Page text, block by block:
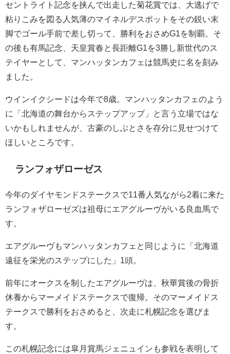
セントライト記念を挟んで出走した菊花賞では、大逃げで
粘りこみを図る人気薄のマイネルデスポットをその鋭い末
脚でゴール手前で差し切って、勝利をおさめG1を制覇。そ
の後も有馬記念、天皇賞春と長距離G1を3勝し新世代のス
テイヤーとして、マンハッタンカフェは競馬史に名を刻み
ました。
ウインイクシードは今年で8歳。マンハッタンカフェのよう
に「北海道の舞台からステップアップ」と言う立場ではな
いかもしれませんが、古豪のしぶとさを存分に見せつけて
ほしいところです。
ランフォザローゼス
今年のダイヤモンドステークスで11番人気ながら2着に来た
ランフォザローゼズは祖母にエアグルーヴがいる良血馬で
す。
エアグルーヴもマンハッタンカフェと同じように「北海道
遠征を栄光のステップにした」1頭。
前年にオークスを制したエアグルーヴは、秋華賞後の骨折
休養からマーメイドステークスで復帰。そのマーメイドス
テークスで勝利をおさめると、次走に札幌記念を選びま
す。
この札幌記念には皐月賞馬ジェニュインも参戦を表明して